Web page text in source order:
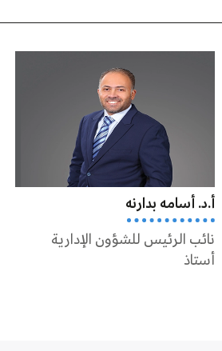
أ.د. أسامه بدارنه
نائب الرئيس للشؤون الإدارية
أستاذ